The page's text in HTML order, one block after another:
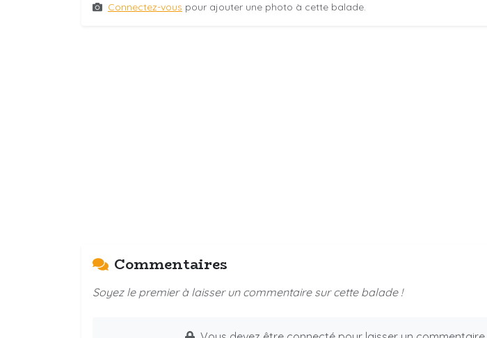
Connectez-vous pour ajouter une photo à cette balade.
Commentaires
Soyez le premier à laisser un commentaire sur cette balade !